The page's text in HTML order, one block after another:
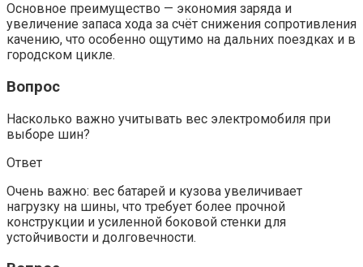
Основное преимущество — экономия заряда и
увеличение запаса хода за счёт снижения сопротивления
качению, что особенно ощутимо на дальних поездках и в
городском цикле.
Вопрос
Насколько важно учитывать вес электромобиля при
выборе шин?
Ответ
Очень важно: вес батарей и кузова увеличивает
нагрузку на шины, что требует более прочной
конструкции и усиленной боковой стенки для
устойчивости и долговечности.